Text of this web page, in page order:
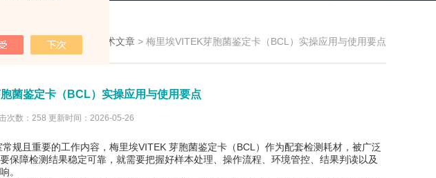
现在的位置：首页 技术文章 > 梅里埃VITEK芽胞菌鉴定卡（BCL）实操应用与使用要点
菌鉴定卡（BCL）实操应用与使用要点
次数：258 更新时间：2026-05-26
且重要的工作内容，梅里埃VITEK 芽胞菌鉴定卡（BCL）作为配套检测耗材，被广泛
保障检测结果稳定可靠，就需要把握好样本处理、操作流程、环境管控、结果判读以及
。